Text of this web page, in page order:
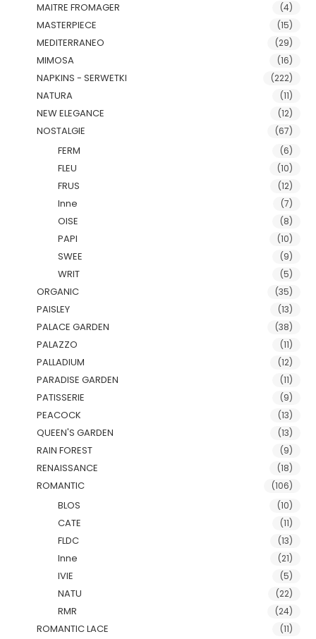
MAITRE FROMAGER (4)
MASTERPIECE (15)
MEDITERRANEO (29)
MIMOSA (16)
NAPKINS - SERWETKI (222)
NATURA (11)
NEW ELEGANCE (12)
NOSTALGIE (67)
FERM (6)
FLEU (10)
FRUS (12)
Inne (7)
OISE (8)
PAPI (10)
SWEE (9)
WRIT (5)
ORGANIC (35)
PAISLEY (13)
PALACE GARDEN (38)
PALAZZO (11)
PALLADIUM (12)
PARADISE GARDEN (11)
PATISSERIE (9)
PEACOCK (13)
QUEEN'S GARDEN (13)
RAIN FOREST (9)
RENAISSANCE (18)
ROMANTIC (106)
BLOS (10)
CATE (11)
FLDC (13)
Inne (21)
IVIE (5)
NATU (22)
RMR (24)
ROMANTIC LACE (11)